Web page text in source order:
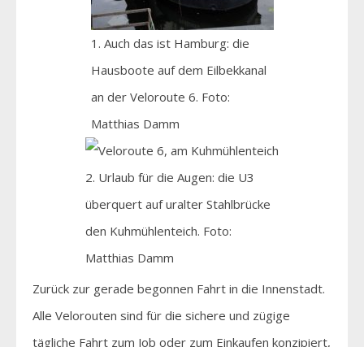
1. Auch das ist Hamburg: die
Hausboote auf dem Eilbekkanal
an der Veloroute 6. Foto:
Matthias Damm
2. Urlaub für die Augen: die U3
überquert auf uralter Stahlbrücke
den Kuhmühlenteich. Foto:
Matthias Damm
Zurück zur gerade begonnen Fahrt in die Innenstadt.
Alle Velorouten sind für die sichere und zügige
tägliche Fahrt zum Job oder zum Einkaufen konzipiert,